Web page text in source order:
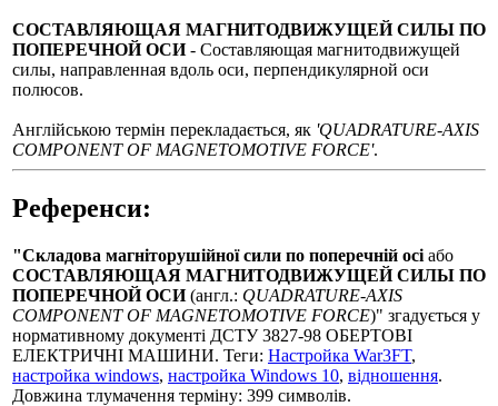
СОСТАВЛЯЮЩАЯ МАГНИТОДВИЖУЩЕЙ СИЛЫ ПО
ПОПЕРЕЧНОЙ ОСИ- Составляющая магнитодвижущей
силы, направленная вдоль оси, перпендикулярной оси
полюсов.
Англійською термін перекладається, як 'QUADRATURE-AXIS
COMPONENT OF MAGNETOMOTIVE FORCE'.
Референси:
"Складова магніторушійної сили по поперечній осі або
СОСТАВЛЯЮЩАЯ МАГНИТОДВИЖУЩЕЙ СИЛЫ ПО
ПОПЕРЕЧНОЙ ОСИ(англ.: QUADRATURE-AXIS
COMPONENT OF MAGNETOMOTIVE FORCE)" згадується у
нормативному документі ДСТУ 3827-98 ОБЕРТОВІ
ЕЛЕКТРИЧНІ МАШИНИ. Теги: Настройка War3FT,
настройка windows, настройка Windows 10, відношення.
Довжина тлумачення терміну: 399 символів.